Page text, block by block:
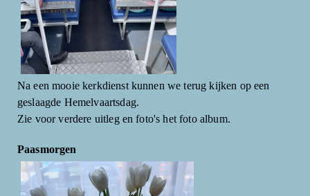
Na een mooie kerkdienst kunnen we terug kijken op een
geslaagde Hemelvaartsdag.
Zie voor verdere uitleg en foto's het foto album.
Paasmorgen